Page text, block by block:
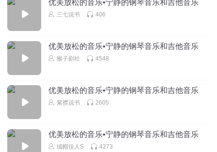
优美放松的音乐•宁静的钢琴音乐和吉他音乐
三七说书 406
优美放松的音乐•宁静的钢琴音乐和吉他音乐
猴子剧社 4548
优美放松的音乐•宁静的钢琴音乐和吉他音乐
紫襟说书 2605
优美放松的音乐•宁静的钢琴音乐和吉他音乐
绒帽佳人S 4273